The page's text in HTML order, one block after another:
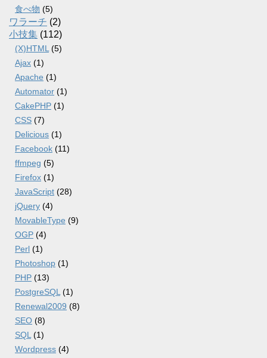
食べ物 (5)
ワラーチ (2)
小技集 (112)
(X)HTML (5)
Ajax (1)
Apache (1)
Automator (1)
CakePHP (1)
CSS (7)
Delicious (1)
Facebook (11)
ffmpeg (5)
Firefox (1)
JavaScript (28)
jQuery (4)
MovableType (9)
OGP (4)
Perl (1)
Photoshop (1)
PHP (13)
PostgreSQL (1)
Renewal2009 (8)
SEO (8)
SQL (1)
Wordpress (4)